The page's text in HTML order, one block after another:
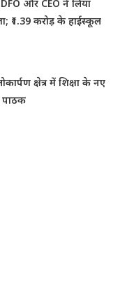
और CEO ने लिया
₹1.39 करोड़ के हाईस्कूल
क्षेत्र में शिक्षा के नए